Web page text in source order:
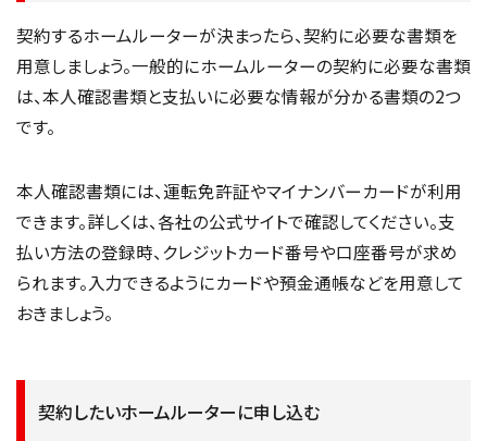
契約するホームルーターが決まったら、契約に必要な書類を
用意しましょう。一般的にホームルーターの契約に必要な書類
は、本人確認書類と支払いに必要な情報が分かる書類の2つ
です。
本人確認書類には、運転免許証やマイナンバーカードが利用
できます。詳しくは、各社の公式サイトで確認してください。支
払い方法の登録時、クレジットカード番号や口座番号が求め
られます。入力できるようにカードや預金通帳などを用意して
おきましょう。
契約したいホームルーターに申し込む